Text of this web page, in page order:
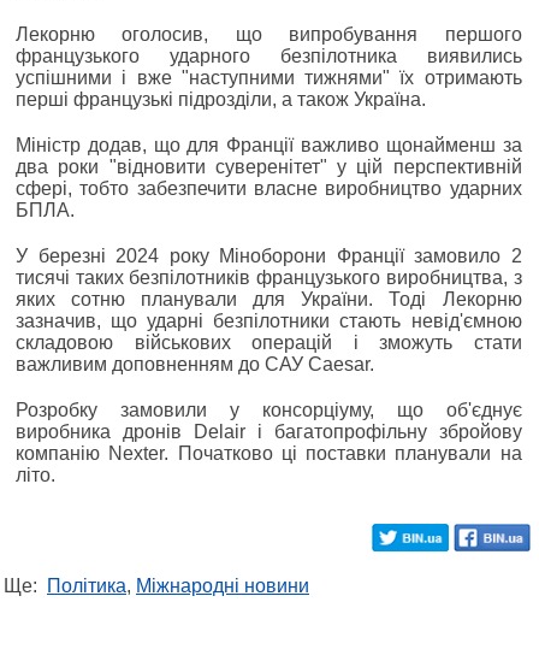
Лекорню оголосив, що випробування першого
французького ударного безпілотника виявились
успішними і вже "наступними тижнями" їх отримають
перші французькі підрозділи, а також Україна.
Міністр додав, що для Франції важливо щонайменш за
два роки "відновити суверенітет" у цій перспективній
сфері, тобто забезпечити власне виробництво ударних
БПЛА.
У березні 2024 року Міноборони Франції замовило 2
тисячі таких безпілотників французького виробництва, з
яких сотню планували для України. Тоді Лекорню
зазначив, що ударні безпілотники стають невід'ємною
складовою військових операцій і зможуть стати
важливим доповненням до САУ Caesar.
Розробку замовили у консорціуму, що об'єднує
виробника дронів Delair і багатопрофільну збройову
компанію Nexter. Початково ці поставки планували на
літо.
Ще: Політика, Міжнародні новини